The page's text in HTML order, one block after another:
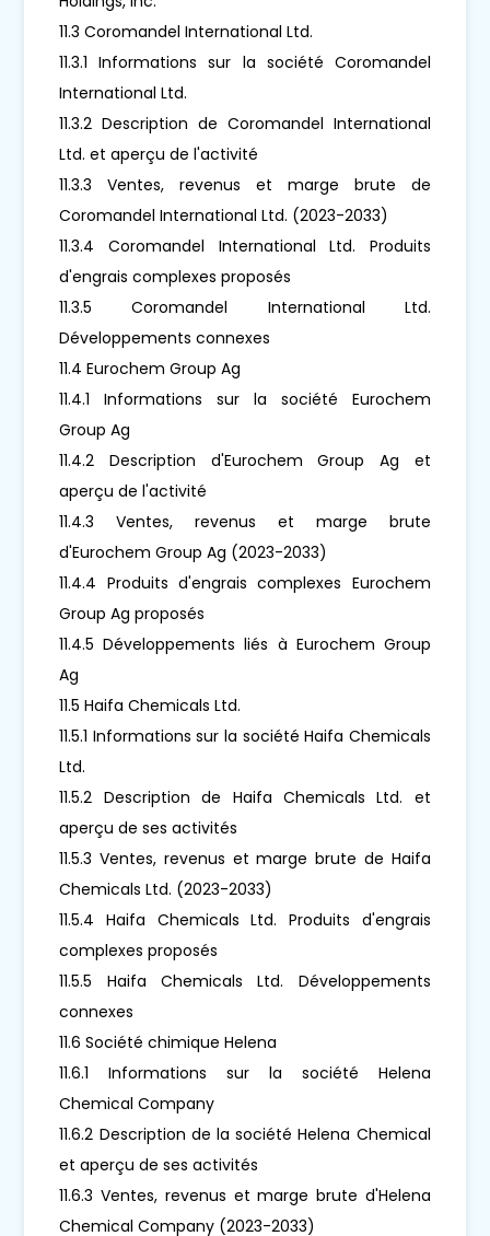
11.3 Coromandel International Ltd.
11.3.1 Informations sur la société Coromandel
International Ltd.
11.3.2 Description de Coromandel International
Ltd. et aperçu de l'activité
11.3.3 Ventes, revenus et marge brute de
Coromandel International Ltd. (2023-2033)
11.3.4 Coromandel International Ltd. Produits
d'engrais complexes proposés
11.3.5 Coromandel International Ltd.
Développements connexes
11.4 Eurochem Group Ag
11.4.1 Informations sur la société Eurochem
Group Ag
11.4.2 Description d'Eurochem Group Ag et
aperçu de l'activité
11.4.3 Ventes, revenus et marge brute
d'Eurochem Group Ag (2023-2033)
11.4.4 Produits d'engrais complexes Eurochem
Group Ag proposés
11.4.5 Développements liés à Eurochem Group
Ag
11.5 Haifa Chemicals Ltd.
11.5.1 Informations sur la société Haifa Chemicals
Ltd.
11.5.2 Description de Haifa Chemicals Ltd. et
aperçu de ses activités
11.5.3 Ventes, revenus et marge brute de Haifa
Chemicals Ltd. (2023-2033)
11.5.4 Haifa Chemicals Ltd. Produits d'engrais
complexes proposés
11.5.5 Haifa Chemicals Ltd. Développements
connexes
11.6 Société chimique Helena
11.6.1 Informations sur la société Helena
Chemical Company
11.6.2 Description de la société Helena Chemical
et aperçu de ses activités
11.6.3 Ventes, revenus et marge brute d'Helena
Chemical Company (2023-2033)